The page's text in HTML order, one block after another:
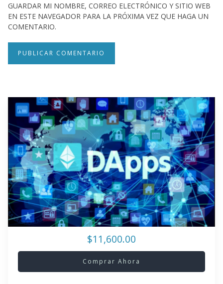
GUARDAR MI NOMBRE, CORREO ELECTRÓNICO Y SITIO WEB
EN ESTE NAVEGADOR PARA LA PRÓXIMA VEZ QUE HAGA UN
COMENTARIO.
$11,600.00
Comprar Ahora